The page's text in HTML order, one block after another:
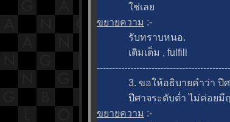
ช่เล
ขยายความ :-
รับทราบหนอ.
เติมเต็ม , fulfill
3. ขอให้อธิบายคำว่า ปีศา
ปีศาจระดับต่ำ ไม่ค่อยมีฤท
ขยายความ :-